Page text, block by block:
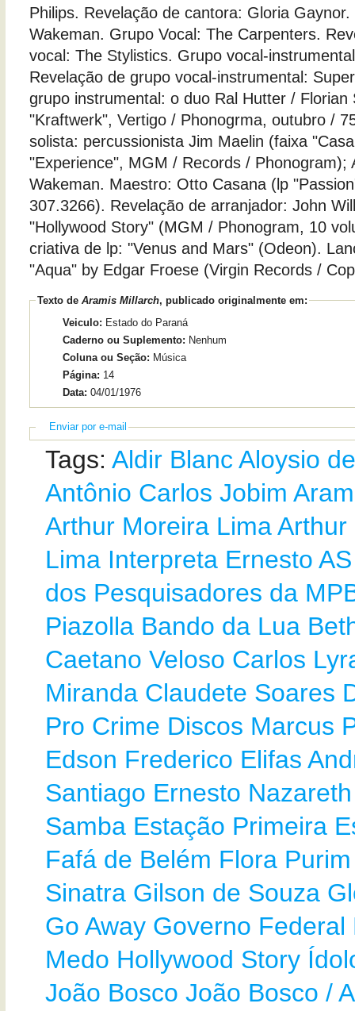
Philips. Revelação de cantora: Gloria
Wakeman. Grupo Vocal: The Carpenters.
vocal: The Stylistics. Grupo vocal-
Revelação de grupo vocal-instrumental:
grupo instrumental: o duo Ral Hutter / Florian
"Kraftwerk", Vertigo / Phonogrma, outubro /
solista: percussionista Jim Maelin (faixa
"Experience", MGM / Records / Phonogram);
Wakeman. Maestro: Otto Casana (lp
307.3266). Revelação de arranjador: John
"Hollywood Story" (MGM / Phonogram, 10
criativa de lp: "Venus and Mars" (Odeon).
"Aqua" by Edgar Froese (Virgin Records /
Texto de Aramis Millarch, publicado originalmente em:
Veiculo: Estado do Paraná
Caderno ou Suplemento: Nenhum
Coluna ou Seção: Música
Página: 14
Data: 04/01/1976
Enviar por e-mail
Tags: Aldir Blanc Aloysio
Antônio Carlos Jobim
Arthur Moreira Lima Arthur
Lima Interpreta Ernesto AS
dos Pesquisadores da
Piazolla Bando da Lua
Caetano Veloso Carlos
Miranda Claudete Soares
Pro Crime Discos Marcus
Edson Frederico Elifas
Santiago Ernesto Nazareth
Samba Estação Primeira
Fafá de Belém Flora Purim
Sinatra Gilson de Souza
Go Away Governo Federal
Medo Hollywood Story
João Bosco João Bosco /